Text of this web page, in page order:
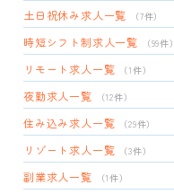
土日祝休み求人一覧 （7件）
時短シフト制求人一覧 （99件）
リモート求人一覧 （1件）
夜勤求人一覧 （12件）
住み込み求人一覧 （29件）
リゾート求人一覧 （3件）
副業求人一覧 （1件）